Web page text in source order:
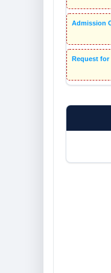
Admission
Request for